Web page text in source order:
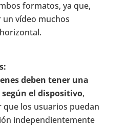
formatos, ya que,
vídeo muchos
deben tener una
el dispositivo,
que los usuarios puedan
independientemente